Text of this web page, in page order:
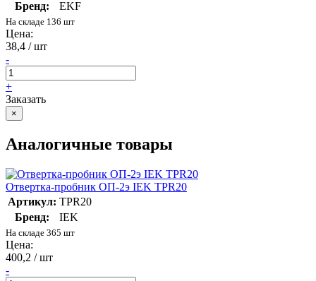
Бренд: EKF
На складе 136 шт
Цена:
38,4 / шт
-
+
Заказать
×
Аналогичные товары
Отвертка-пробник ОП-2э IEK TPR20
Артикул: TPR20
Бренд:
IEK
На складе 365 шт
Цена:
400,2 / шт
-